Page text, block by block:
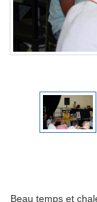
Beau temps et